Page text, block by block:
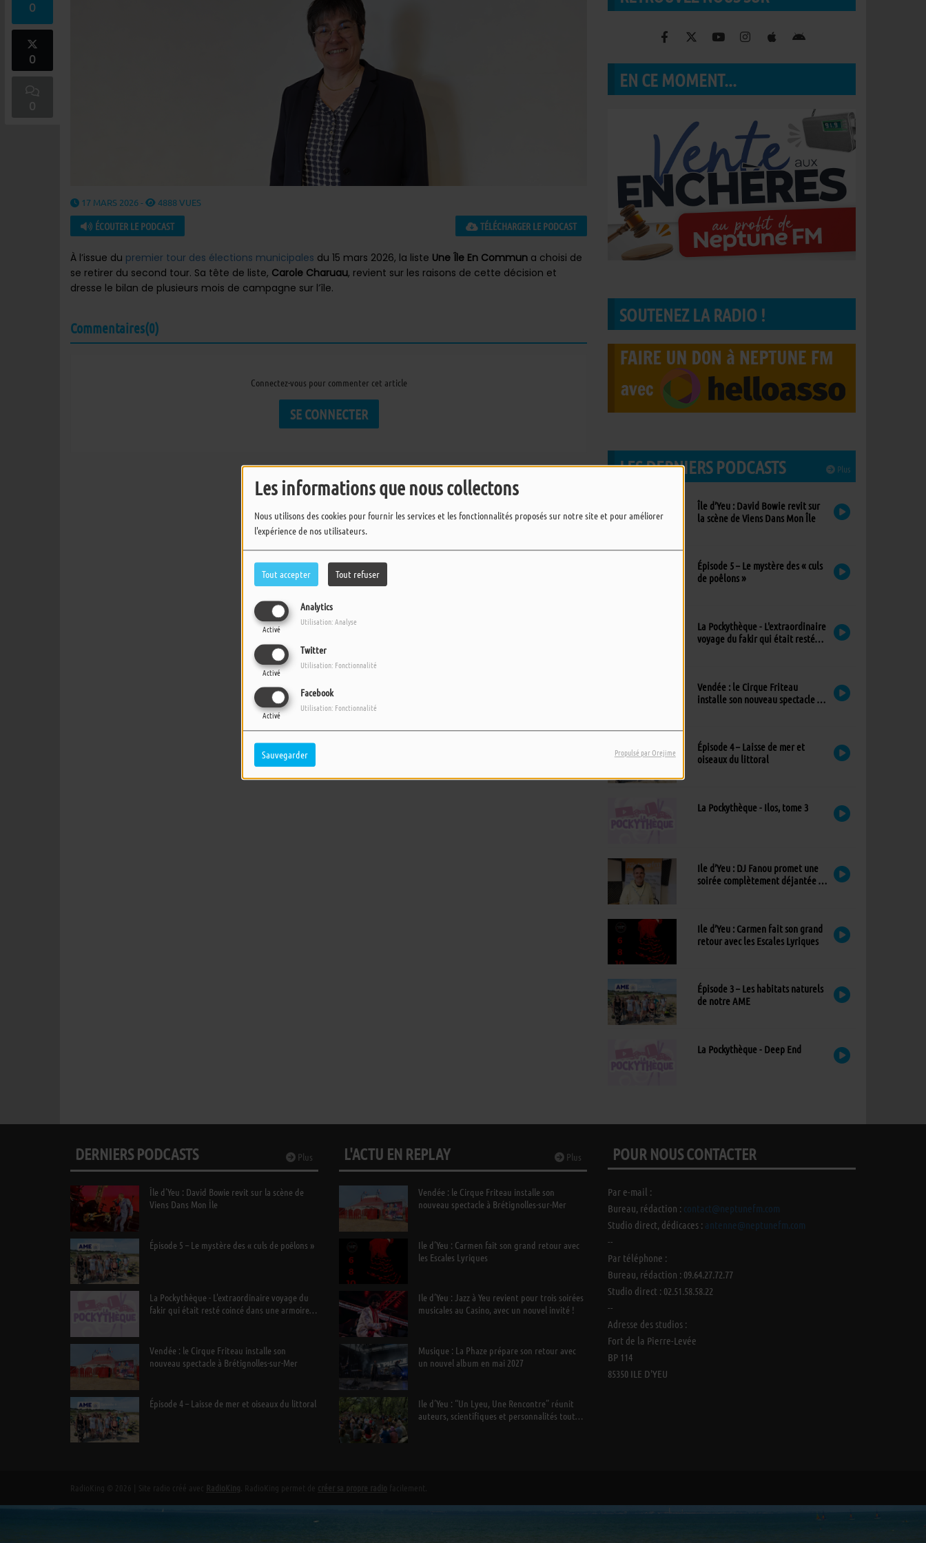
Les informations que nous collectons
Nous utilisons des cookies pour fournir les services et les fonctionnalités proposés sur notre site et pour améliorer
l'expérience de nos utilisateurs.
Tout accepter Tout refuser
Analytics
Activé
Utilisation: Analyse
Twitter
Activé
Utilisation: Fonctionnalité
Facebook
Activé
Utilisation: Fonctionnalité
Sauvegarder Propulsé par Orejime
0
0
0
17 MARS 2026 - 4888 VUES
ÉCOUTER LE PODCAST TÉLÉCHARGER LE PODCAST
À l’issue du premier tour des élections municipales du 15 mars 2026, la liste Une Île En Commun a choisi de
se retirer du second tour. Sa tête de liste, Carole Charuau, revient sur les raisons de cette décision et
dresse le bilan de plusieurs mois de campagne sur l’île.
Commentaires(0)
Connectez-vous pour commenter cet article
SE CONNECTER
EN CE MOMENT...
SOUTENEZ LA RADIO !
Plus
LES DERNIERS PODCASTS
Île d’Yeu : David Bowie revit sur
la scène de Viens Dans Mon Île
Épisode 5 – Le mystère des « culs
de poêlons »
La Pockythèque - L'extraordinaire
voyage du fakir qui était resté
Vendée : le Cirque Friteau
installe son nouveau spectacle à
Épisode 4 – Laisse de mer et
oiseaux du littoral
La Pockythèque - Ilos, tome 3
Ile d’Yeu : DJ Fanou promet une
soirée complètement déjantée à
Ile d’Yeu : Carmen fait son grand
retour avec les Escales Lyriques
Épisode 3 – Les habitats naturels
de notre AME
La Pockythèque - Deep End
Plus
DERNIERS PODCASTS
Île d’Yeu : David Bowie revit sur la scène de
Viens Dans Mon Île
Épisode 5 – Le mystère des « culs de poêlons »
La Pockythèque - L'extraordinaire voyage du
fakir qui était resté coincé dans une armoire
Vendée : le Cirque Friteau installe son
nouveau spectacle à Brétignolles-sur-Mer
Épisode 4 – Laisse de mer et oiseaux du littoral
Plus
L'ACTU EN REPLAY
Vendée : le Cirque Friteau installe son
nouveau spectacle à Brétignolles-sur-Mer
Ile d’Yeu : Carmen fait son grand retour avec
les Escales Lyriques
Ile d’Yeu : Jazz à Yeu revient pour trois soirées
musicales au Casino, avec un nouvel invité !
Musique : La Phaze prépare son retour avec
un nouvel album en mai 2027
Ile d’Yeu : “Un Lyeu, Une Rencontre” réunit
auteurs, scientifiques et personnalités tout
POUR NOUS CONTACTER
Par e-mail :
Bureau, rédaction : contact@neptunefm.com
Studio direct, dédicaces : antenne@neptunefm.com
--
Par téléphone :
Bureau, rédaction : 09.64.27.72.77
Studio direct : 02.51.58.58.22
--
Adresse des studios :
Fort de la Pierre-Levée
BP 114
85350 ILE D'YEU